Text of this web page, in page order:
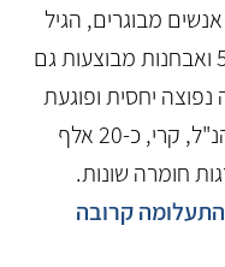
מבוגרים, הגיל
הממוצע להופעתה הוא סביב גיל 58 ואבחנות מבוצעות גם
המחלה נפוצה יחסית ופוגעת
ב-1% מהאוכלוסייה בקבוצת הגיל הנ"ל, קרי, כ-20 אלף
חומרה שונות.
התעלומה קרובה